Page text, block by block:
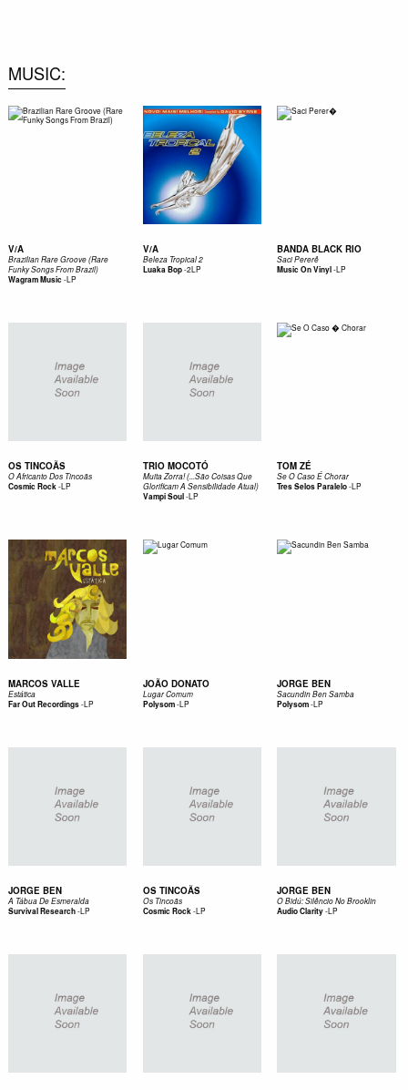
MUSIC
V/A
Brazilian Rare Groove (Rare
Funky Songs From Brazil)
Wagram Music-LP
V/A
Beleza Tropical 2
Luaka Bop-2LP
BANDA BLACK RIO
Saci Pererê
Music On Vinyl-LP
OS TINCOÃS
O Africanto Dos Tincoãs
Cosmic Rock-LP
TRIO MOCOTÓ
Muita Zorra! (...São Coisas Que
Glorificam A Sensibilidade Atual)
Vampi Soul-LP
TOM ZÉ
Se O Caso É Chorar
Tres Selos Paralelo-LP
MARCOS VALLE
Estática
Far Out Recordings-LP
JOÃO DONATO
Lugar Comum
Polysom-LP
JORGE BEN
Sacundin Ben Samba
Polysom-LP
JORGE BEN
A Tábua De Esmeralda
Survival Research-LP
OS TINCOÃS
Os Tincoãs
Cosmic Rock-LP
JORGE BEN
O Bidú: Silêncio No Brooklin
Audio Clarity-LP